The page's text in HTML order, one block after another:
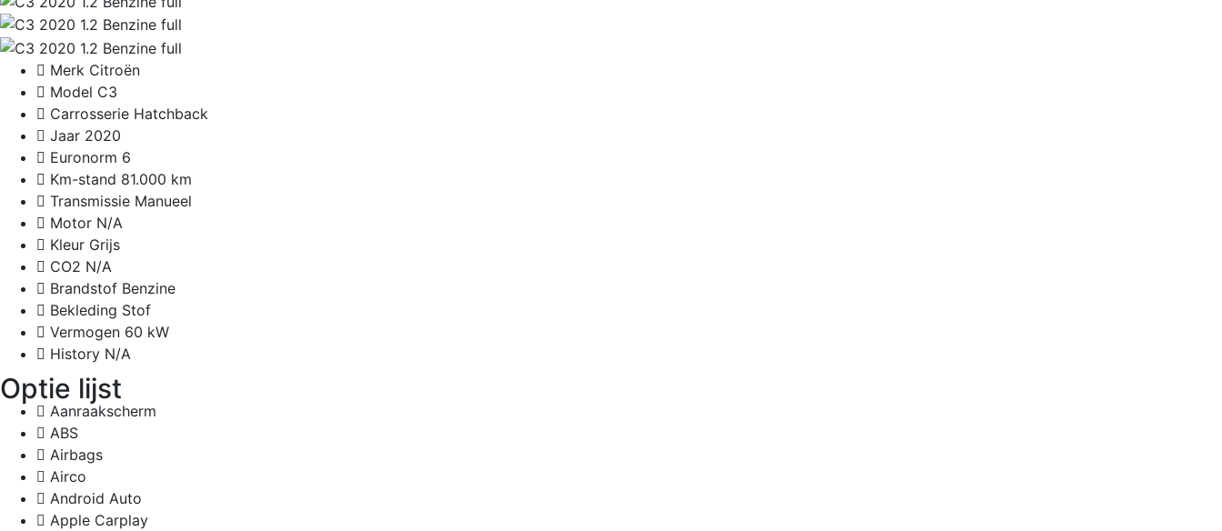
Merk Citroën
Model C3
Carrosserie Hatchback
Jaar 2020
Euronorm 6
Km-stand 81.000 km
Transmissie Manueel
Motor N/A
Kleur Grijs
CO2 N/A
Brandstof Benzine
Bekleding Stof
Vermogen 60 kW
History N/A
Optie lijst
Aanraakscherm
ABS
Airbags
Airco
Android Auto
Apple Carplay